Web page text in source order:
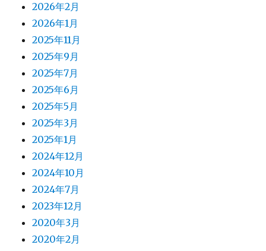
2026年2月
2026年1月
2025年11月
2025年9月
2025年7月
2025年6月
2025年5月
2025年3月
2025年1月
2024年12月
2024年10月
2024年7月
2023年12月
2020年3月
2020年2月